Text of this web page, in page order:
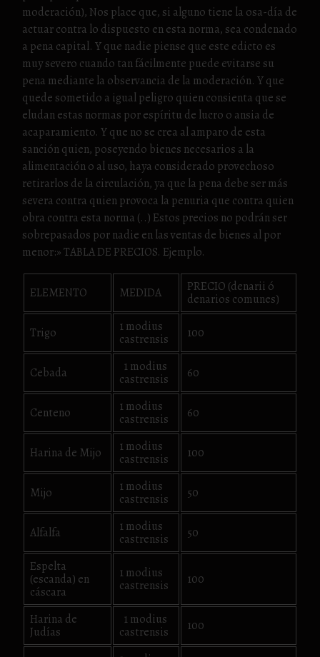
moderación), Nos place que, si alguno tiene la osa-día de
actuar contra lo dispuesto en esta norma, sea condenado
a pena capital. Y que nadie piense que este edicto es
muy severo cuando tan fácilmente puede evitarse su
pena mediante la observancia de la moderación. Y que
quede sometido a igual peligro quien consienta que se
eludan estas normas por espíritu de lucro o ansia de
acaparamiento. Y que no se crea al amparo de esta
sanción quien, poseyendo bienes necesarios a la
alimentación o al uso, haya considerado provechoso
retirarlos de la circulación, ya que la pena debe ser más
severa contra quien provoca la penuria que contra quien
obra contra esta norma (..) Estos precios no podrán ser
sobrepasados por nadie en las ventas de bienes al por
menor:» TABLA DE PRECIOS. Ejemplo.
ELEMENTO MEDIDA
PRECIO (denarii ó
denarios comunes)
Trigo
1 modius
castrensis
100
Cebada
1 modius
castrensis
60
Centeno
1 modius
castrensis
60
Harina de Mijo
1 modius
castrensis
100
Mijo
1 modius
castrensis
50
Alfalfa
1 modius
castrensis
50
Espelta
(escanda) en
cáscara
1 modius
castrensis
100
Harina de
Judías
1 modius
castrensis
100